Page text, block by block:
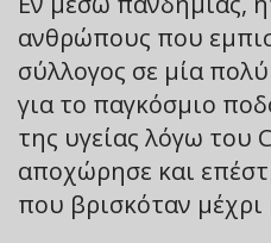
ανθρώπους που
σύλλογος σε μία
για το παγκόσμιο
της υγείας λόγω του
αποχώρησε και
που βρισκόταν μέχρι